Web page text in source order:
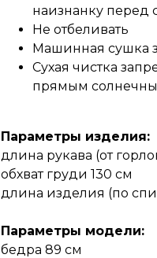
наизнанку перед
Не отбеливать
Машинная сушка
Сухая чистка
прямым
Параметры изделия:
длина рукава (от
обхват груди 130 см
длина изделия (по
Параметры модели:
бедра 89 см